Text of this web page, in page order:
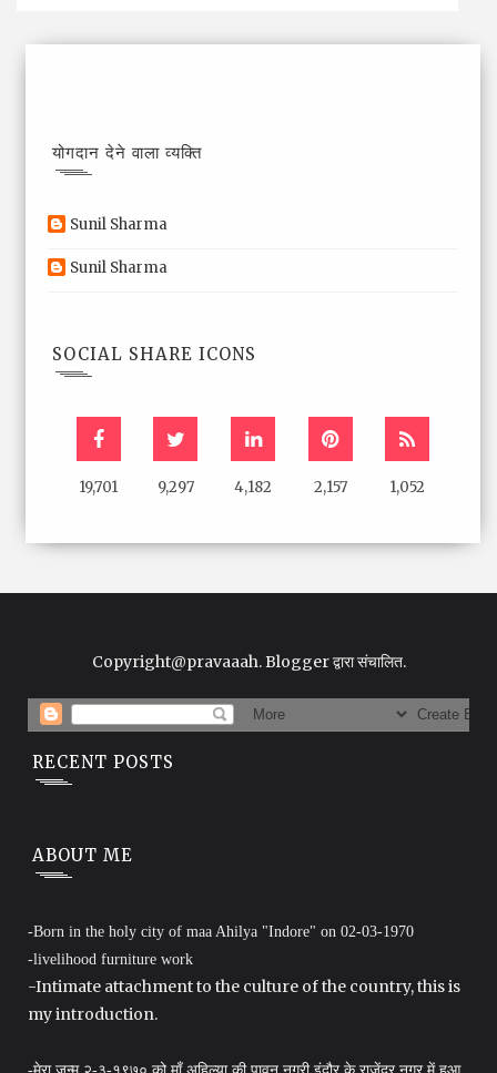
योगदान देने वाला व्यक्ति
Sunil Sharma
Sunil Sharma
SOCIAL SHARE ICONS
19,701 9,297 4,182 2,157 1,052
Copyright@pravaaah.Bloggerद्वारा संचालित.
RECENT POSTS
ABOUT ME
-Born in the holy city of maa Ahilya "Indore" on 02-03-1970
-livelihood furniture work
-Intimate attachment to the culture of the country, this is
my introduction.